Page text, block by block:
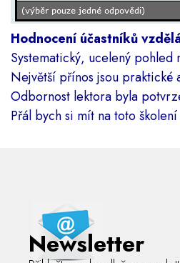
Hodnocení účastníků
Systematický, ucelený
Největší přínos jsou
Odbornost lektora byla
Přál bych si mít na toto
Newsletter